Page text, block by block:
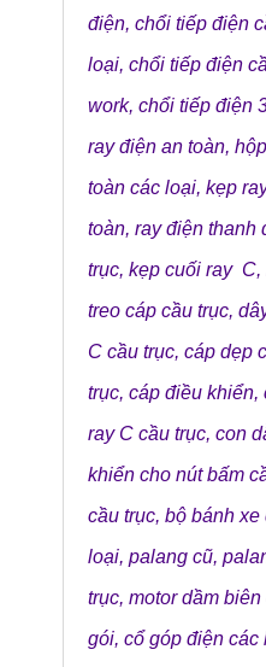
điện, chổi tiếp điện
loại, chổi tiếp điện
work, chổi tiếp điện
ray điện an toàn,
toàn các loại, kẹp
toàn, ray điện thanh
trục, kẹp cuối ray C,
treo cáp cầu trục,
C cầu trục, cáp dẹp
trục, cáp điều khiển,
ray C cầu trục, con
khiển cho nút bấm
cầu trục, bộ bánh xe
loại, palang cũ,
trục, motor dầm
gói, cổ góp điện các